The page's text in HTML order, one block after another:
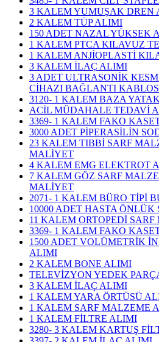
3 KALEM YUMUŞAK DREN
2 KALEM TÜP ALIMI
150 ADET NAZAL YÜKSEK
1 KALEM PTCA KILAVUZ
1 KALEM ANJİOPLASTİ
3 KALEM İLAÇ ALIMI
3 ADET ULTRASONİK
CİHAZI BAĞLANTI
3120- 1 KALEM BAZA
ACİL MÜDAHALE TEDAVİ
3369- 1 KALEM FAKO
3000 ADET PİPERASİLİN
23 KALEM TIBBİ SARF
MALİYET
4 KALEM EMG ELEKTROT
7 KALEM GÖZ SARF
MALİYET
2071- 1 KALEM BÜRO TİPİ
10000 ADET HASTA ÖNLÜK
11 KALEM ORTOPEDİ
3369- 1 KALEM FAKO
1500 ADET VOLÜMETRİK
ALIMI
2 KALEM BONE ALIMI
TELEVİZYON YEDEK
3 KALEM İLAÇ ALIMI
1 KALEM YARA ÖRTÜSÜ
1 KALEM SARF MALZEME
1 KALEM FİLTRE ALIMI
3280- 3 KALEM KARTUŞ